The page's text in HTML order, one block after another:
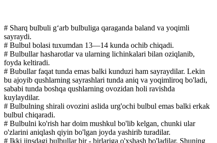
# Sharq bulbuli gʻarb bulbuliga qaraganda baland va yoqimli
sayraydi.
# Bulbul bolasi tuxumdan 13—14 kunda ochib chiqadi.
# Bulbullar hasharotlar va ularning lichinkalari bilan oziqlanib,
foyda keltiradi.
# Bubullar faqat tunda emas balki kunduzi ham sayraydilar. Lekin
bu ajoyib qushlarning sayrashlari tunda aniq va yoqimliroq bo'ladi,
sababi tunda boshqa qushlarning ovozidan holi ravishda
kuylaydilar.
# Bulbulning shirali ovozini aslida urg'ochi bulbul emas balki erkak
bulbul chiqaradi.
# Bulbulni ko'rish har doim mushkul bo'lib kelgan, chunki ular
o'zlarini aniqlash qiyin bo'lgan joyda yashirib turadilar.
# Ikki jinsdagi bulbullar bir - birlariga o'xshash bo'ladilar. Shuning